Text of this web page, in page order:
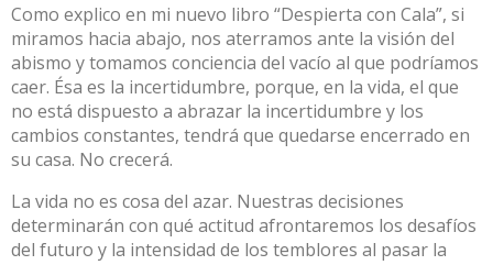
Como explico en mi nuevo libro “Despierta con Cala”, si
miramos hacia abajo, nos aterramos ante la visión del
abismo y tomamos conciencia del vacío al que podríamos
caer. Ésa es la incertidumbre, porque, en la vida, el que
no está dispuesto a abrazar la incertidumbre y los
cambios constantes, tendrá que quedarse encerrado en
su casa. No crecerá.
La vida no es cosa del azar. Nuestras decisiones
determinarán con qué actitud afrontaremos los desafíos
del futuro y la intensidad de los temblores al pasar la